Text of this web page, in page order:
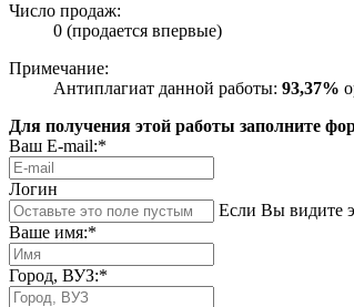
Число продаж:
0 (продается впервые)
Примечание:
Антиплагиат данной работы: 93,37%
Для получения этой работы заполните
Ваш E-mail:*
Логин
Если Вы видите
Ваше имя:*
Город, ВУЗ:*